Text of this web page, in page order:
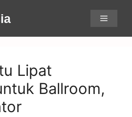
Menu
Lipat
Ballroom,